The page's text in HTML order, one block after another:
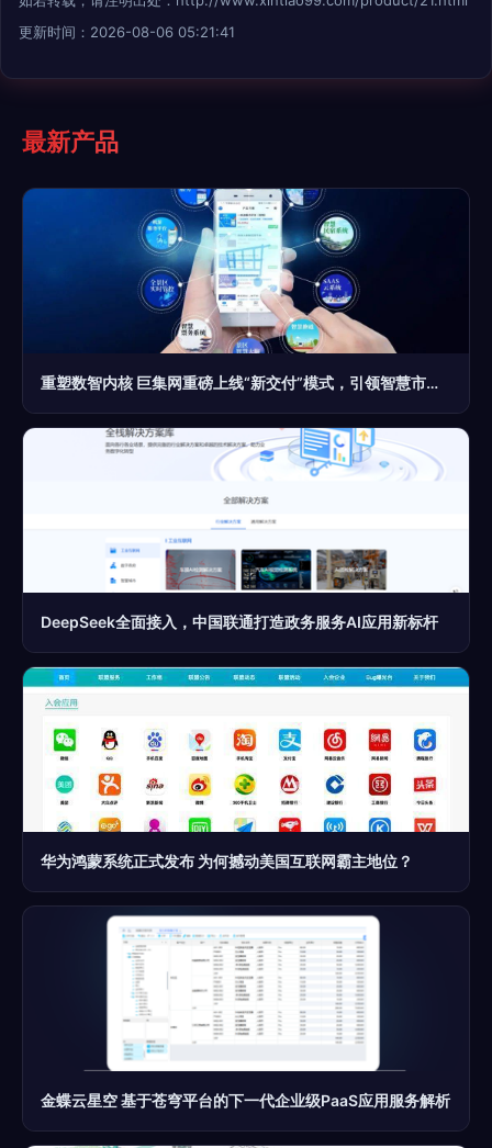
更新时间：2026-08-06 05:21:41
最新产品
重塑数智内核 巨集网重磅上线“新交付”模式，引领智慧市场服务升级
DeepSeek全面接入，中国联通打造政务服务AI应用新标杆
华为鸿蒙系统正式发布 为何撼动美国互联网霸主地位？
金蝶云星空 基于苍穹平台的下一代企业级PaaS应用服务解析